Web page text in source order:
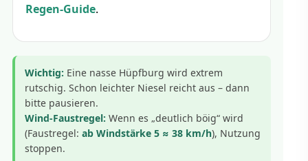
Regen-Guide.
Wichtig: Eine nasse Hüpfburg wird extrem
rutschig. Schon leichter Niesel reicht aus – dann
bitte pausieren.
Wind-Faustregel: Wenn es „deutlich böig“ wird
(Faustregel: ab Windstärke 5 ≈ 38 km/h), Nutzung
stoppen.